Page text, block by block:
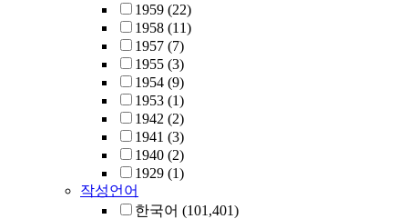
1959 (22)
1958 (11)
1957 (7)
1955 (3)
1954 (9)
1953 (1)
1942 (2)
1941 (3)
1940 (2)
1929 (1)
작성언어
한국어 (101,401)